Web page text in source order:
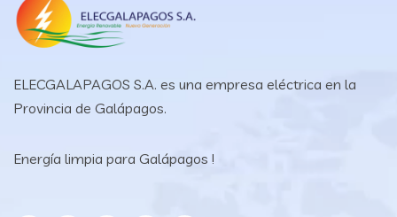
ELECGALAPAGOS S.A. es una empresa eléctrica en la
Provincia de Galápagos.
Energía limpia para Galápagos !